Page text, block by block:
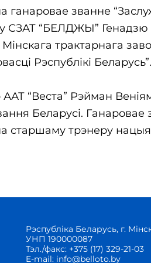
ганаровае званне
СЗАТ “БЕЛДЖЫ” Генадзю
трактарнага
Рэспублікі Беларусь”.
“Веста” Рэйман
Беларусі. Ганаровае
старшаму трэнеру
Рэспубліка Беларусь, г.
УНП 190000087
Тэл./факс: +375 (17) 329-21-03
E-mail: info@belloto.by